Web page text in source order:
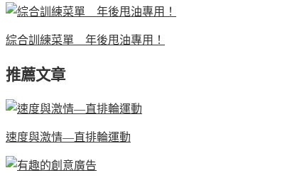
綜合訓練菜單 年後甩油專用！
推薦文章
速度與激情—直排輪運動